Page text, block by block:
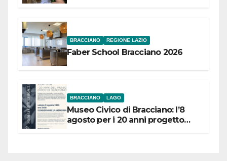
BRACCIANO REGIONE LAZIO
Faber School Bracciano 2026
BRACCIANO LAGO
Museo Civico di Bracciano: l’8
agosto per i 20 anni progetto